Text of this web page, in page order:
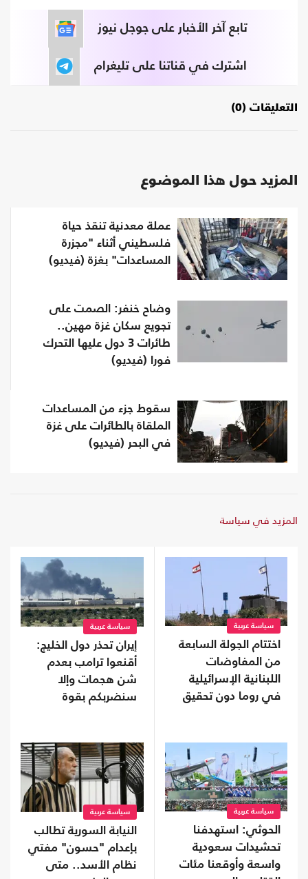
تابع آخر الأخبار على جوجل نيوز
اشترك في قناتنا على تليغرام
التعليقات (0)
المزيد حول هذا الموضوع
عملة معدنية تنقذ حياة
فلسطيني أثناء "مجزرة
المساعدات" بغزة (فيديو)
وضاح خنفر: الصمت على
تجويع سكان غزة مهين..
طائرات 3 دول عليها التحرك
فورا (فيديو)
سقوط جزء من المساعدات
الملقاة بالطائرات على غزة
في البحر (فيديو)
المزيد في سياسة
سياسة عربية
اختتام الجولة السابعة
من المفاوضات
اللبنانية الإسرائيلية
في روما دون تحقيق
سياسة عربية
إيران تحذر دول الخليج:
أقنعوا ترامب بعدم
شن هجمات وإلا
سنضربكم بقوة
سياسة عربية
الحوثي: استهدفنا
تحشيدات سعودية
واسعة وأوقعنا مئات
سياسة عربية
النيابة السورية تطالب
بإعدام "حسون" مفتي
نظام الأسد.. متى